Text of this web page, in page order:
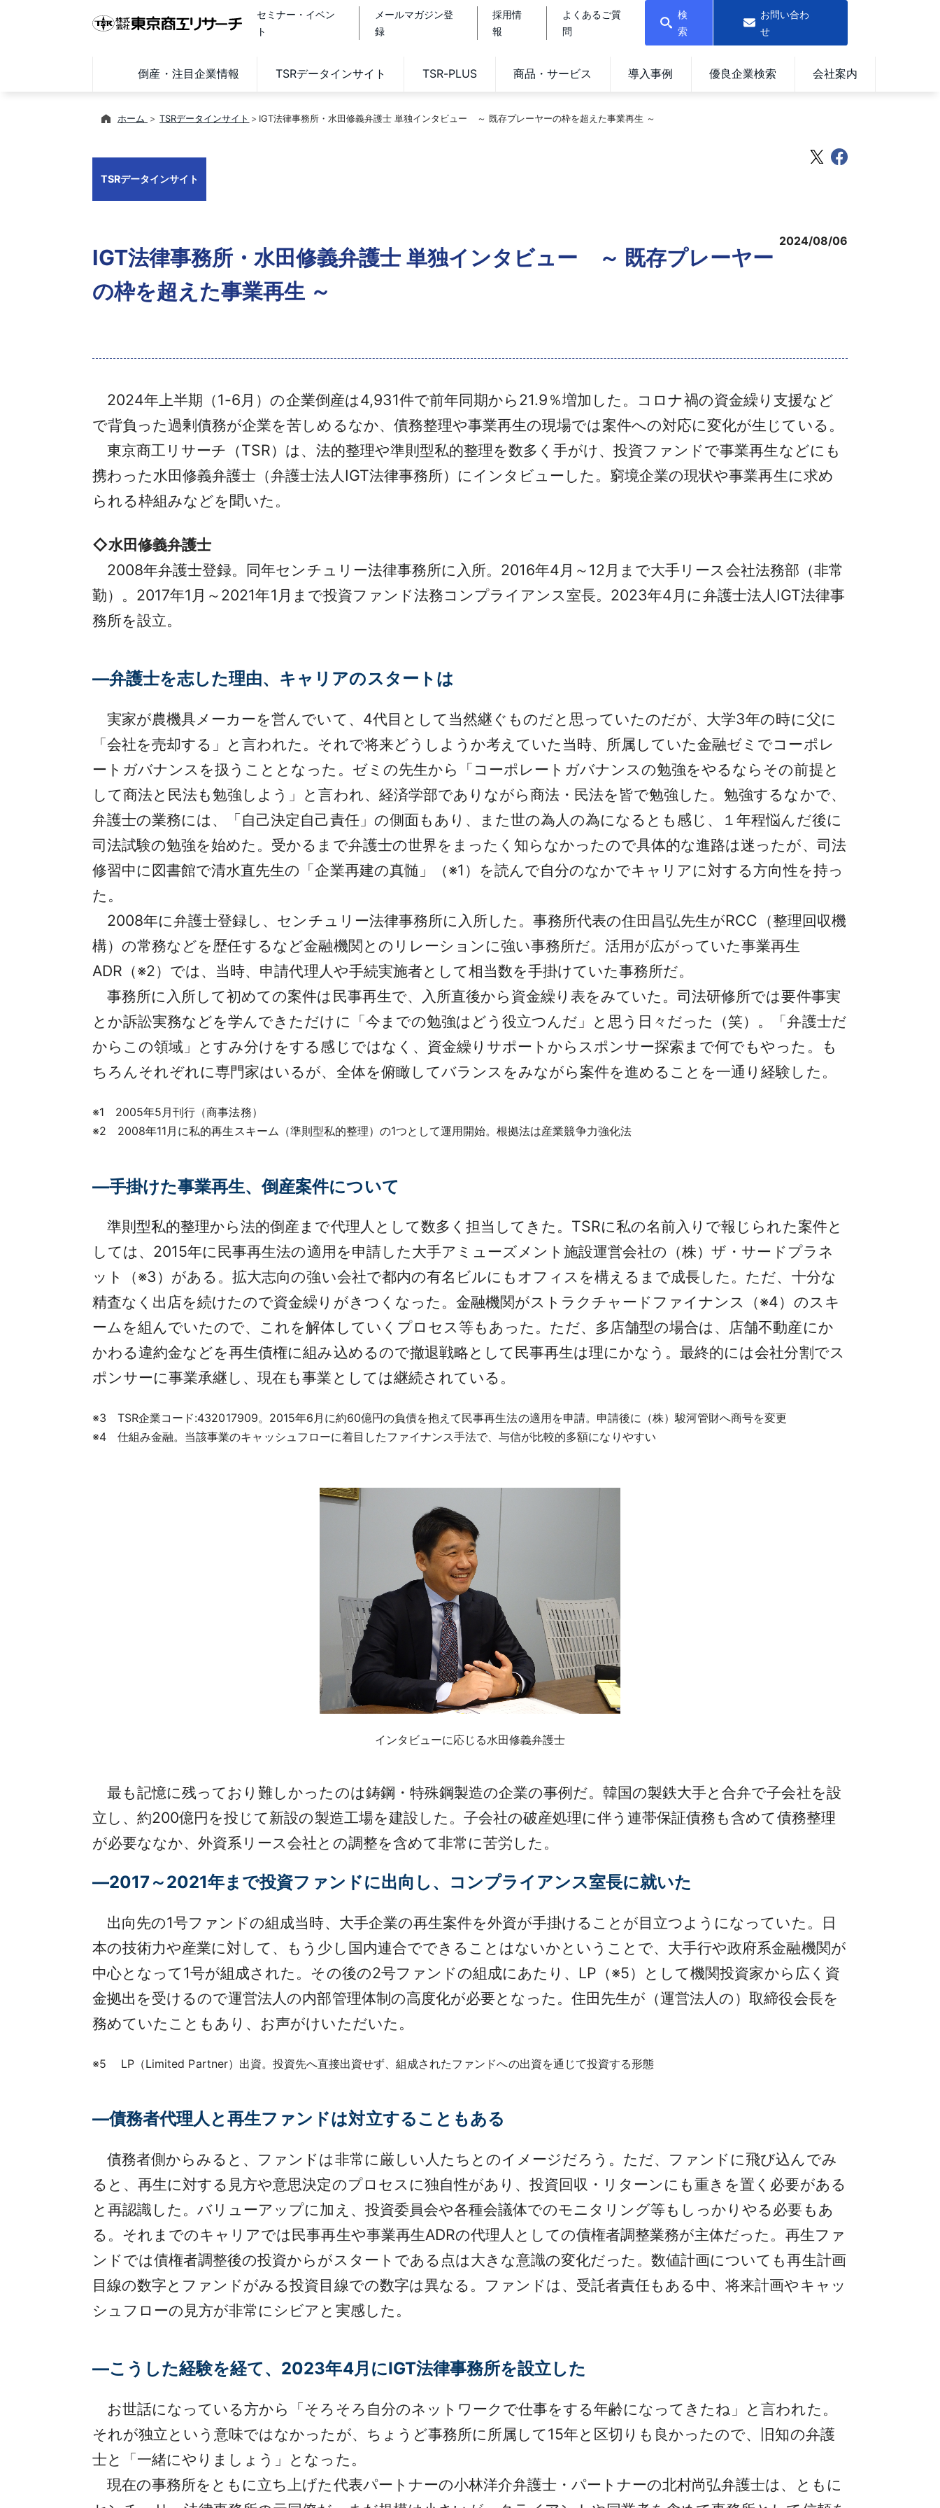
セミナー・イベン
ト
メールマガジン登
録
採用情
報
よくあるご質
問
検
索
お問い合わ
せ
倒産・注目企業情報 TSRデータインサイト TSR-PLUS 商品・サービス 導入事例 優良企業検索 会社案内
ホーム TSRデータインサイト IGT法律事務所・水田修義弁護士 単独インタビュー ～ 既存プレーヤーの枠を超えた事業再生 ～
TSRデータインサイト
IGT法律事務所・水田修義弁護士 単独インタビュー ～ 既存プレーヤー
の枠を超えた事業再生 ～
2024/08/06
2024年上半期（1-6月）の企業倒産は4,931件で前年同期から21.9％増加した。コロナ禍の資金繰り支援など
で背負った過剰債務が企業を苦しめるなか、債務整理や事業再生の現場では案件への対応に変化が生じている。
東京商工リサーチ（TSR）は、法的整理や準則型私的整理を数多く手がけ、投資ファンドで事業再生などにも
携わった水田修義弁護士（弁護士法人IGT法律事務所）にインタビューした。窮境企業の現状や事業再生に求め
られる枠組みなどを聞いた。
◇水田修義弁護士
2008年弁護士登録。同年センチュリー法律事務所に入所。2016年4月～12月まで大手リース会社法務部（非常
勤）。2017年1月～2021年1月まで投資ファンド法務コンプライアンス室長。2023年4月に弁護士法人IGT法律事
務所を設立。
―弁護士を志した理由、キャリアのスタートは
実家が農機具メーカーを営んでいて、4代目として当然継ぐものだと思っていたのだが、大学3年の時に父に
「会社を売却する」と言われた。それで将来どうしようか考えていた当時、所属していた金融ゼミでコーポレ
ートガバナンスを扱うこととなった。ゼミの先生から「コーポレートガバナンスの勉強をやるならその前提と
して商法と民法も勉強しよう」と言われ、経済学部でありながら商法・民法を皆で勉強した。勉強するなかで、
弁護士の業務には、「自己決定自己責任」の側面もあり、また世の為人の為になるとも感じ、１年程悩んだ後に
司法試験の勉強を始めた。受かるまで弁護士の世界をまったく知らなかったので具体的な進路は迷ったが、司法
修習中に図書館で清水直先生の「企業再建の真髄」（※1）を読んで自分のなかでキャリアに対する方向性を持っ
た。
2008年に弁護士登録し、センチュリー法律事務所に入所した。事務所代表の住田昌弘先生がRCC（整理回収機
構）の常務などを歴任するなど金融機関とのリレーションに強い事務所だ。活用が広がっていた事業再生
ADR（※2）では、当時、申請代理人や手続実施者として相当数を手掛けていた事務所だ。
事務所に入所して初めての案件は民事再生で、入所直後から資金繰り表をみていた。司法研修所では要件事実
とか訴訟実務などを学んできただけに「今までの勉強はどう役立つんだ」と思う日々だった（笑）。「弁護士だ
からこの領域」とすみ分けをする感じではなく、資金繰りサポートからスポンサー探索まで何でもやった。も
ちろんそれぞれに専門家はいるが、全体を俯瞰してバランスをみながら案件を進めることを一通り経験した。
※1 2005年5月刊行（商事法務）
※2 2008年11月に私的再生スキーム（準則型私的整理）の1つとして運用開始。根拠法は産業競争力強化法
―手掛けた事業再生、倒産案件について
準則型私的整理から法的倒産まで代理人として数多く担当してきた。TSRに私の名前入りで報じられた案件と
しては、2015年に民事再生法の適用を申請した大手アミューズメント施設運営会社の（株）ザ・サードプラネ
ット（※3）がある。拡大志向の強い会社で都内の有名ビルにもオフィスを構えるまで成長した。ただ、十分な
精査なく出店を続けたので資金繰りがきつくなった。金融機関がストラクチャードファイナンス（※4）のスキ
ームを組んでいたので、これを解体していくプロセス等もあった。ただ、多店舗型の場合は、店舗不動産にか
かわる違約金などを再生債権に組み込めるので撤退戦略として民事再生は理にかなう。最終的には会社分割でス
ポンサーに事業承継し、現在も事業としては継続されている。
※3 TSR企業コード:432017909。2015年6月に約60億円の負債を抱えて民事再生法の適用を申請。申請後に（株）駿河管財へ商号を変更
※4 仕組み金融。当該事業のキャッシュフローに着目したファイナンス手法で、与信が比較的多額になりやすい
インタビューに応じる水田修義弁護士
最も記憶に残っており難しかったのは鋳鋼・特殊鋼製造の企業の事例だ。韓国の製鉄大手と合弁で子会社を設
立し、約200億円を投じて新設の製造工場を建設した。子会社の破産処理に伴う連帯保証債務も含めて債務整理
が必要ななか、外資系リース会社との調整を含めて非常に苦労した。
―2017～2021年まで投資ファンドに出向し、コンプライアンス室長に就いた
出向先の1号ファンドの組成当時、大手企業の再生案件を外資が手掛けることが目立つようになっていた。日
本の技術力や産業に対して、もう少し国内連合でできることはないかということで、大手行や政府系金融機関が
中心となって1号が組成された。その後の2号ファンドの組成にあたり、LP（※5）として機関投資家から広く資
金拠出を受けるので運営法人の内部管理体制の高度化が必要となった。住田先生が（運営法人の）取締役会長を
務めていたこともあり、お声がけいただいた。
※5 LP（Limited Partner）出資。投資先へ直接出資せず、組成されたファンドへの出資を通じて投資する形態
―債務者代理人と再生ファンドは対立することもある
債務者側からみると、ファンドは非常に厳しい人たちとのイメージだろう。ただ、ファンドに飛び込んでみ
ると、再生に対する見方や意思決定のプロセスに独自性があり、投資回収・リターンにも重きを置く必要がある
と再認識した。バリューアップに加え、投資委員会や各種会議体でのモニタリング等もしっかりやる必要もあ
る。それまでのキャリアでは民事再生や事業再生ADRの代理人としての債権者調整業務が主体だった。再生ファ
ンドでは債権者調整後の投資からがスタートである点は大きな意識の変化だった。数値計画についても再生計画
目線の数字とファンドがみる投資目線での数字は異なる。ファンドは、受託者責任もある中、将来計画やキャッ
シュフローの見方が非常にシビアと実感した。
―こうした経験を経て、2023年4月にIGT法律事務所を設立した
お世話になっている方から「そろそろ自分のネットワークで仕事をする年齢になってきたね」と言われた。
それが独立という意味ではなかったが、ちょうど事務所に所属して15年と区切りも良かったので、旧知の弁護
士と「一緒にやりましょう」となった。
現在の事務所をともに立ち上げた代表パートナーの小林洋介弁護士・パートナーの北村尚弘弁護士は、ともに